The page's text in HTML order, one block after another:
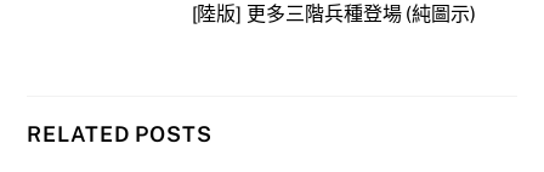
[陸版] 更多三階兵種登場 (純圖示)
RELATED POSTS